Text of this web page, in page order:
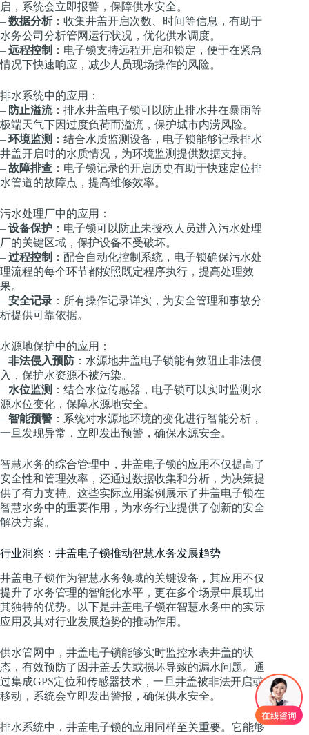
启，系统会立即报警，保障供水安全。
– 数据分析：收集井盖开启次数、时间等信息，有助于
水务公司分析管网运行状况，优化供水调度。
– 远程控制 ：电子锁支持远程开启和锁定，便于在紧急
情况下快速响应，减少人员现场操作的风险。
排水系统中的应用：
– 防止溢流：排水井盖电子锁可以防止排水井在暴雨等
极端天气下因过度负荷而溢流，保护城市内涝风险。
– 环境监测 ：结合水质监测设备，电子锁能够记录排水
井盖开启时的水质情况，为环境监测提供数据支持。
– 故障排查 ：电子锁记录的开启历史有助于快速定位排
水管道的故障点，提高维修效率。
污水处理厂中的应用：
– 设备保护 ：电子锁可以防止未授权人员进入污水处理
厂的关键区域，保护设备不受破坏。
– 过程控制 ：配合自动化控制系统，电子锁确保污水处
理流程的每个环节都按照既定程序执行，提高处理效
果。
– 安全记录 ：所有操作记录详实，为安全管理和事故分
析提供可靠依据。
水源地保护中的应用：
– 非法侵入预防 ：水源地井盖电子锁能有效阻止非法侵
入，保护水资源不被污染。
– 水位监测 ：结合水位传感器，电子锁可以实时监测水
源水位变化，保障水源地安全。
– 智能预警 ：系统对水源地环境的变化进行智能分析，
一旦发现异常，立即发出预警，确保水源安全。
智慧水务的综合管理中，井盖电子锁的应用不仅提高了
安全性和管理效率，还通过数据收集和分析，为决策提
供了有力支持。这些实际应用案例展示了井盖电子锁在
智慧水务中的重要作用，为水务行业提供了创新的安全
解决方案。
行业洞察：井盖电子锁推动智慧水务发展趋势
井盖电子锁作为智慧水务领域的关键设备，其应用不仅
提升了水务管理的智能化水平，更在多个场景中展现出
其独特的优势。以下是井盖电子锁在智慧水务中的实际
应用及其对行业发展趋势的推动作用。
供水管网中，井盖电子锁能够实时监控水表井盖的状
态，有效预防了因井盖丢失或损坏导致的漏水问题。通
过集成GPS定位和传感器技术，一旦井盖被非法开启或
移动，系统会立即发出警报，确保供水安全。
排水系统中，井盖电子锁的应用同样至关重要。它能够